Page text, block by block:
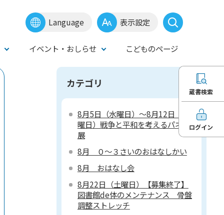
Language 表示設定
イベント・おしらせ こどものページ
カテゴリ
8月5日（水曜日）～8月12日（水
曜日）戦争と平和を考えるパネル
展
8月 ０～３さいのおはなしかい
8月 おはなし会
8月22日（土曜日）【募集終了】
図書館de体のメンテナンス 骨盤
調整ストレッチ
蔵書検索
ログイン